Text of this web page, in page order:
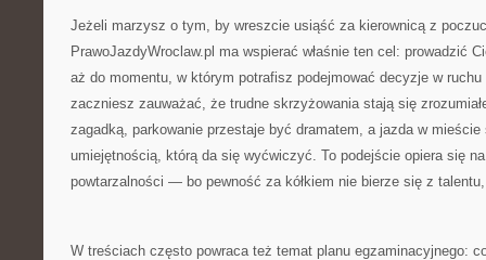
Jeżeli marzysz o tym, by wreszcie usiąść za kierownicą z
PrawoJazdyWroclaw.pl ma wspierać właśnie ten cel: prowadzić
aż do momentu, w którym potrafisz podejmować decyzje w
zaczniesz zauważać, że trudne skrzyżowania stają się
zagadką, parkowanie przestaje być dramatem, a jazda w
umiejętnością, którą da się wyćwiczyć. To podejście opiera się
powtarzalności — bo pewność za kółkiem nie bierze się z
W treściach często powraca też temat planu egzaminacyjnego: